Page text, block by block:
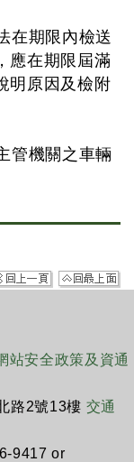
在期限內檢送
應在期限屆滿
明原因及檢附
管機關之車輛
站安全政策及資通
路2號13樓 交通
9417 or